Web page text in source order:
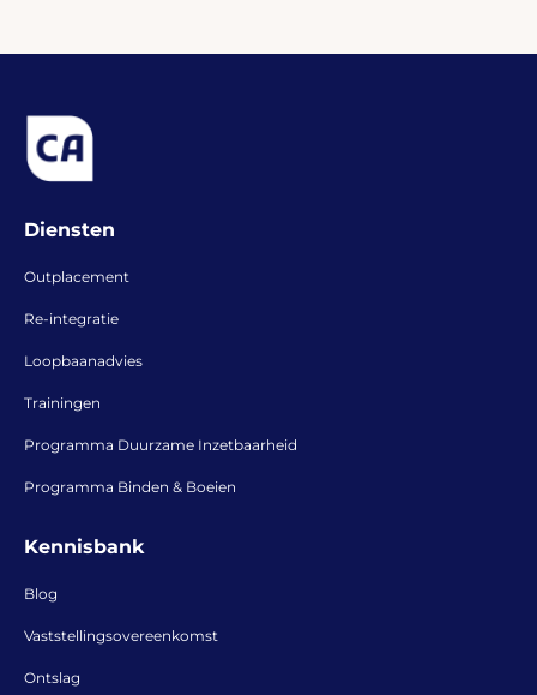
Diensten
Outplacement
Re-integratie
Loopbaanadvies
Trainingen
Programma Duurzame Inzetbaarheid
Programma Binden & Boeien
Kennisbank
Blog
Vaststellingsovereenkomst
Ontslag